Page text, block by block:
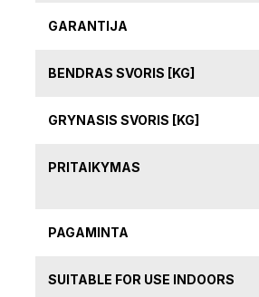
GARANTIJA
BENDRAS SVORIS [KG]
GRYNASIS SVORIS [KG]
PRITAIKYMAS
PAGAMINTA
SUITABLE FOR USE INDOORS